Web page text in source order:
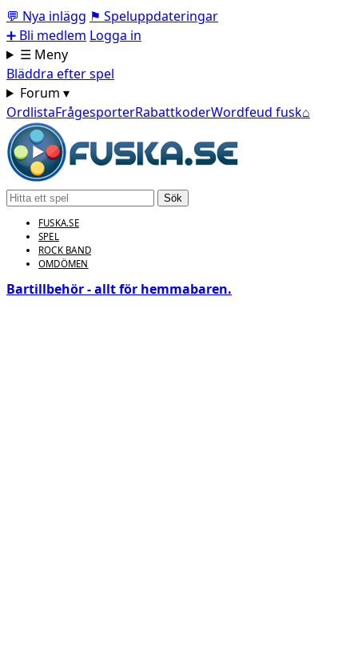
💬 Nya inlägg ⚑ Speluppdateringar
➕ Bli medlem Logga in
☰ Meny
Bläddra efter spel
Forum ▾
OrdlistaFrågesporterRabattkoderWordfeud fusk⌂
Sök
FUSKA.SE
SPEL
ROCK BAND
OMDÖMEN
Bartillbehör - allt för hemmabaren.